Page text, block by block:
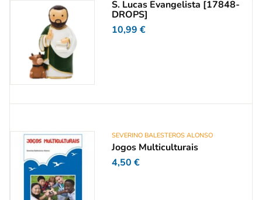
S. Lucas Evangelista [17848-
DROPS]
10,99 €
SEVERINO BALESTEROS ALONSO
Jogos Multiculturais
4,50 €